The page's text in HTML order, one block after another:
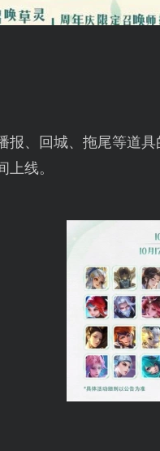
报、回城、拖尾等道
线。